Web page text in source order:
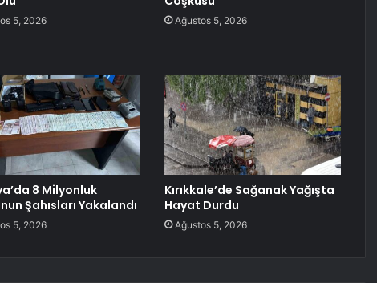
5, 2026 Ağustos 5, 2026
8 Milyonluk
Şahısları Yakalandı
5, 2026
Kırıkkale’de Sağanak Yağışta
Hayat Durdu
Ağustos 5, 2026